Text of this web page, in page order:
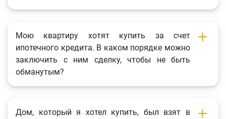
Мою квартиру хотят купить за счет
ипотечного кредита. В каком порядке можно
заключить с ним сделку, чтобы не быть
обманутым?
Дом, который я хотел купить, был взят в